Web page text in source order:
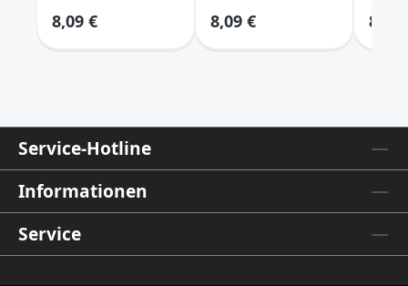
melange
8,09 € 8,09 €
rün
8,09
Service-Hotline
Informationen
Service